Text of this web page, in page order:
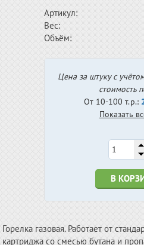
Артикул:
Вес:
Объём:
Цена за штуку с
стоимость
От 10-100 т.р.:
Показать
В
Горелка газовая. Работает от
картриджа со смесью бутана и